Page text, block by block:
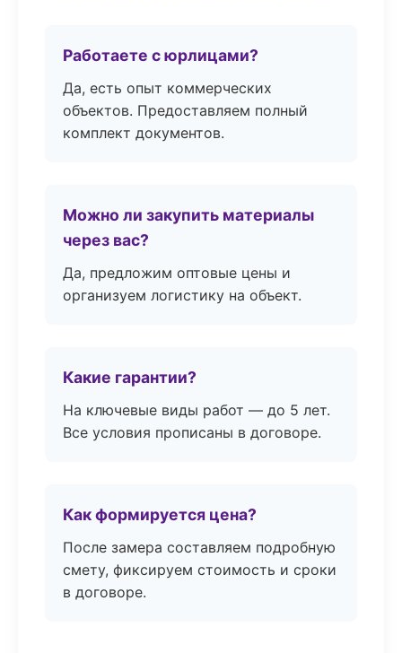
Работаете с юрлицами?
Да, есть опыт коммерческих
объектов. Предоставляем полный
комплект документов.
Можно ли закупить материалы
через вас?
Да, предложим оптовые цены и
организуем логистику на объект.
Какие гарантии?
На ключевые виды работ — до 5 лет.
Все условия прописаны в договоре.
Как формируется цена?
После замера составляем подробную
смету, фиксируем стоимость и сроки
в договоре.